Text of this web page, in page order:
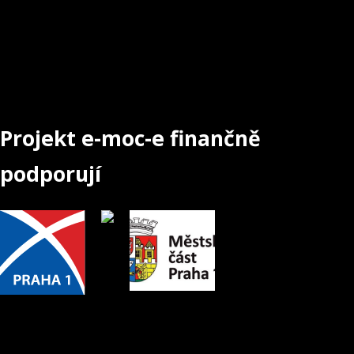
Projekt e-moc-e finančně
podporují